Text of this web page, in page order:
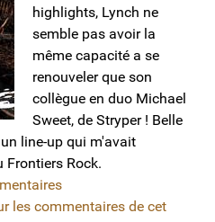
highlights, Lynch ne
semble pas avoir la
même capacité a se
renouveler que son
collègue en duo Michael
Sweet, de Stryper ! Belle
line-up qui m'avait
Frontiers Rock.
les commentaires de cet